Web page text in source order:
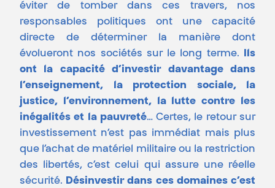
éviter de tomber dans ces travers, nos
responsables politiques ont une capacité
directe de déterminer la manière dont
évolueront nos sociétés sur le long terme.
Ils
ont la capacité d’investir davantage dans
l’enseignement, la protection sociale, la
justice, l’environnement, la lutte contre les
inégalités et la pauvreté… Certes, le retour sur
investissement n’est pas immédiat mais plus
que l’achat de matériel militaire ou la restriction
des libertés, c’est celui qui assure une réelle
sécurité. Désinvestir dans ces domaines c’est